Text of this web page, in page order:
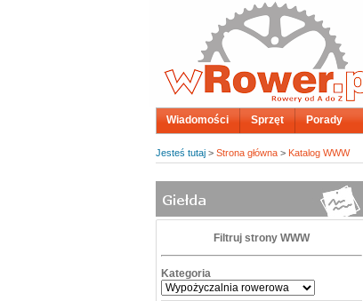
Wiadomości Sprzęt Porady
Jesteś tutaj > Strona główna > Katalog WWW
Filtruj strony WWW
Kategoria